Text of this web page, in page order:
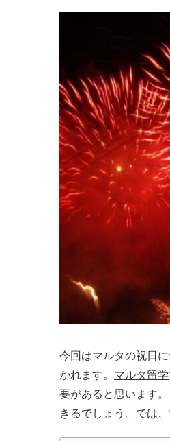
今回はマルタの祝日
かれます。 マルタ留学
要があると思います。
きるでしょう。では